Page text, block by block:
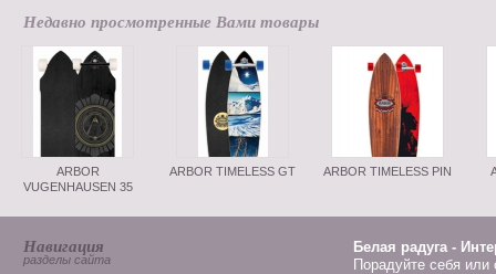
Недавно просмотренные Вами товары
ARBOR
VUGENHAUSEN 35
ARBOR TIMELESS GT ARBOR TIMELESS PIN
Навигация
разделы сайта
Белая радуга -
Порадуйте себя